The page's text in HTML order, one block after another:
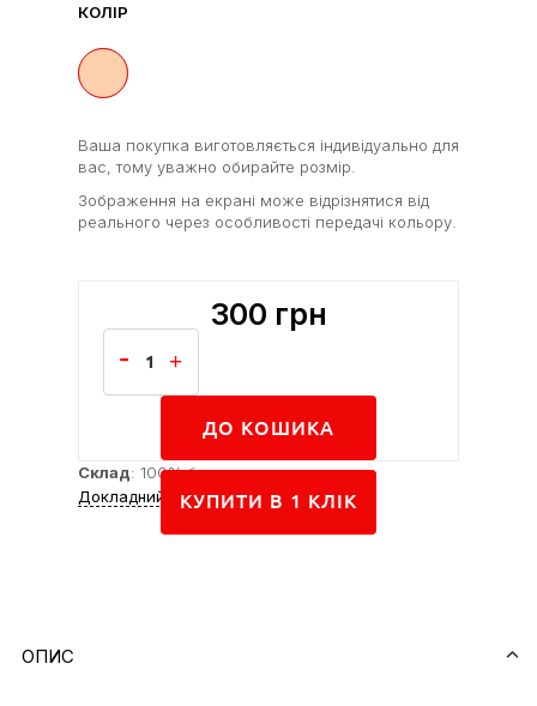
КОЛІР
Ваша покупка виготовляється індивідуально для
вас, тому уважно обирайте розмір.
Зображення на екрані може відрізнятися від
реального через особливості передачі кольору.
300 грн
ДО КОШИКА
КУПИТИ В 1 КЛIК
Склад: 100% бавовна
Докладний опис
ОПИС